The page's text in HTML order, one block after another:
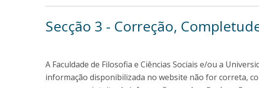
Secção 3 - Correção,
A Faculdade de Filosofia e Ciências Sociais e/ou a
informação disponibilizada no website não for correta,